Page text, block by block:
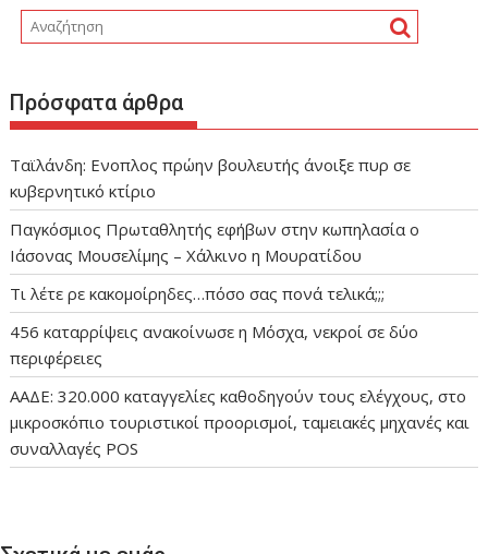
Πρόσφατα άρθρα
Ταϊλάνδη: Ενοπλος πρώην βουλευτής άνοιξε πυρ σε
κυβερνητικό κτίριο
Παγκόσμιος Πρωταθλητής εφήβων στην κωπηλασία ο
Ιάσονας Μουσελίμης – Χάλκινο η Μουρατίδου
Τι λέτε ρε κακομοίρηδες…πόσο σας πονά τελικά;;;
456 καταρρίψεις ανακοίνωσε η Μόσχα, νεκροί σε δύο
περιφέρειες
ΑΑΔΕ: 320.000 καταγγελίες καθοδηγούν τους ελέγχους, στο
μικροσκόπιο τουριστικοί προορισμοί, ταμειακές μηχανές και
συναλλαγές POS